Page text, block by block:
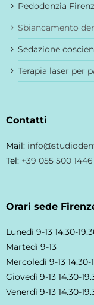
Pedodonzia
Sbiancamento
Sedazione
Terapia laser per
Contatti
Mail:
Tel: +39 055 500 1446
Orari sede
Lunedì 9-13 14.30-
Martedì 9-13
Mercoledì 9-13 14.30-
Giovedì 9-13 14.30-
Venerdì 9-13 14.30-